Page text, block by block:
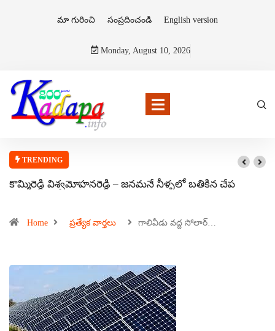
మా గురించి సంప్రదించండి English version
Monday, August 10, 2026
TRENDING
కొమ్మిరెడ్డి విశ్వమోహనరెడ్డి – జనమనే నీళ్ళలో బతికిన చేప
Home ప్రత్యేక వార్తలు గాలివీడు వద్ద సోలార్‌…